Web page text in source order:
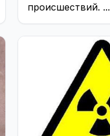
происшествий. ...